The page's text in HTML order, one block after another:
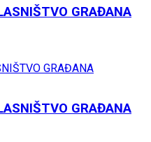
GRAĐANA
GRAĐANA